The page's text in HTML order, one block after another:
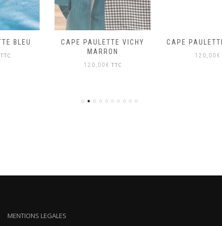
CAPE PAULETTE VICHY
CAPE PAULETTE VELOURS
MENTIONS LEGALES